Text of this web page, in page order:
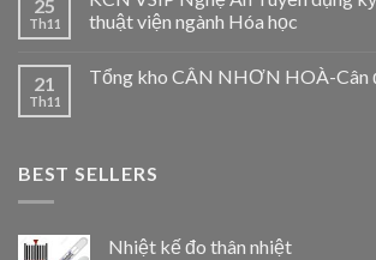
25
Th11
thuật viện ngành Hóa học
21
Th11
Tổng kho CÂN NHƠN HOÀ-Cân
BEST SELLERS
Nhiệt kế đo thân nhiệt